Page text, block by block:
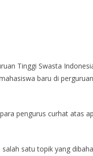
Tinggi Swasta
baru di
pengurus curhat atas
satu topik yang